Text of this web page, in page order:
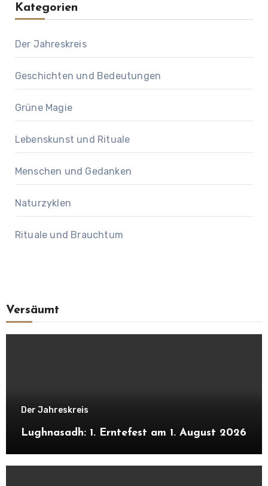
Kategorien
Der Jahreskreis
Geschichten und Bedeutungen
Grüne Magie
Lebenskunst und Rituale
Menschen und Gedanken
Naturzyklen
Rituale und Brauchtum
Versäumt
Der Jahreskreis
Lughnasadh: 1. Erntefest am 1. August 2026